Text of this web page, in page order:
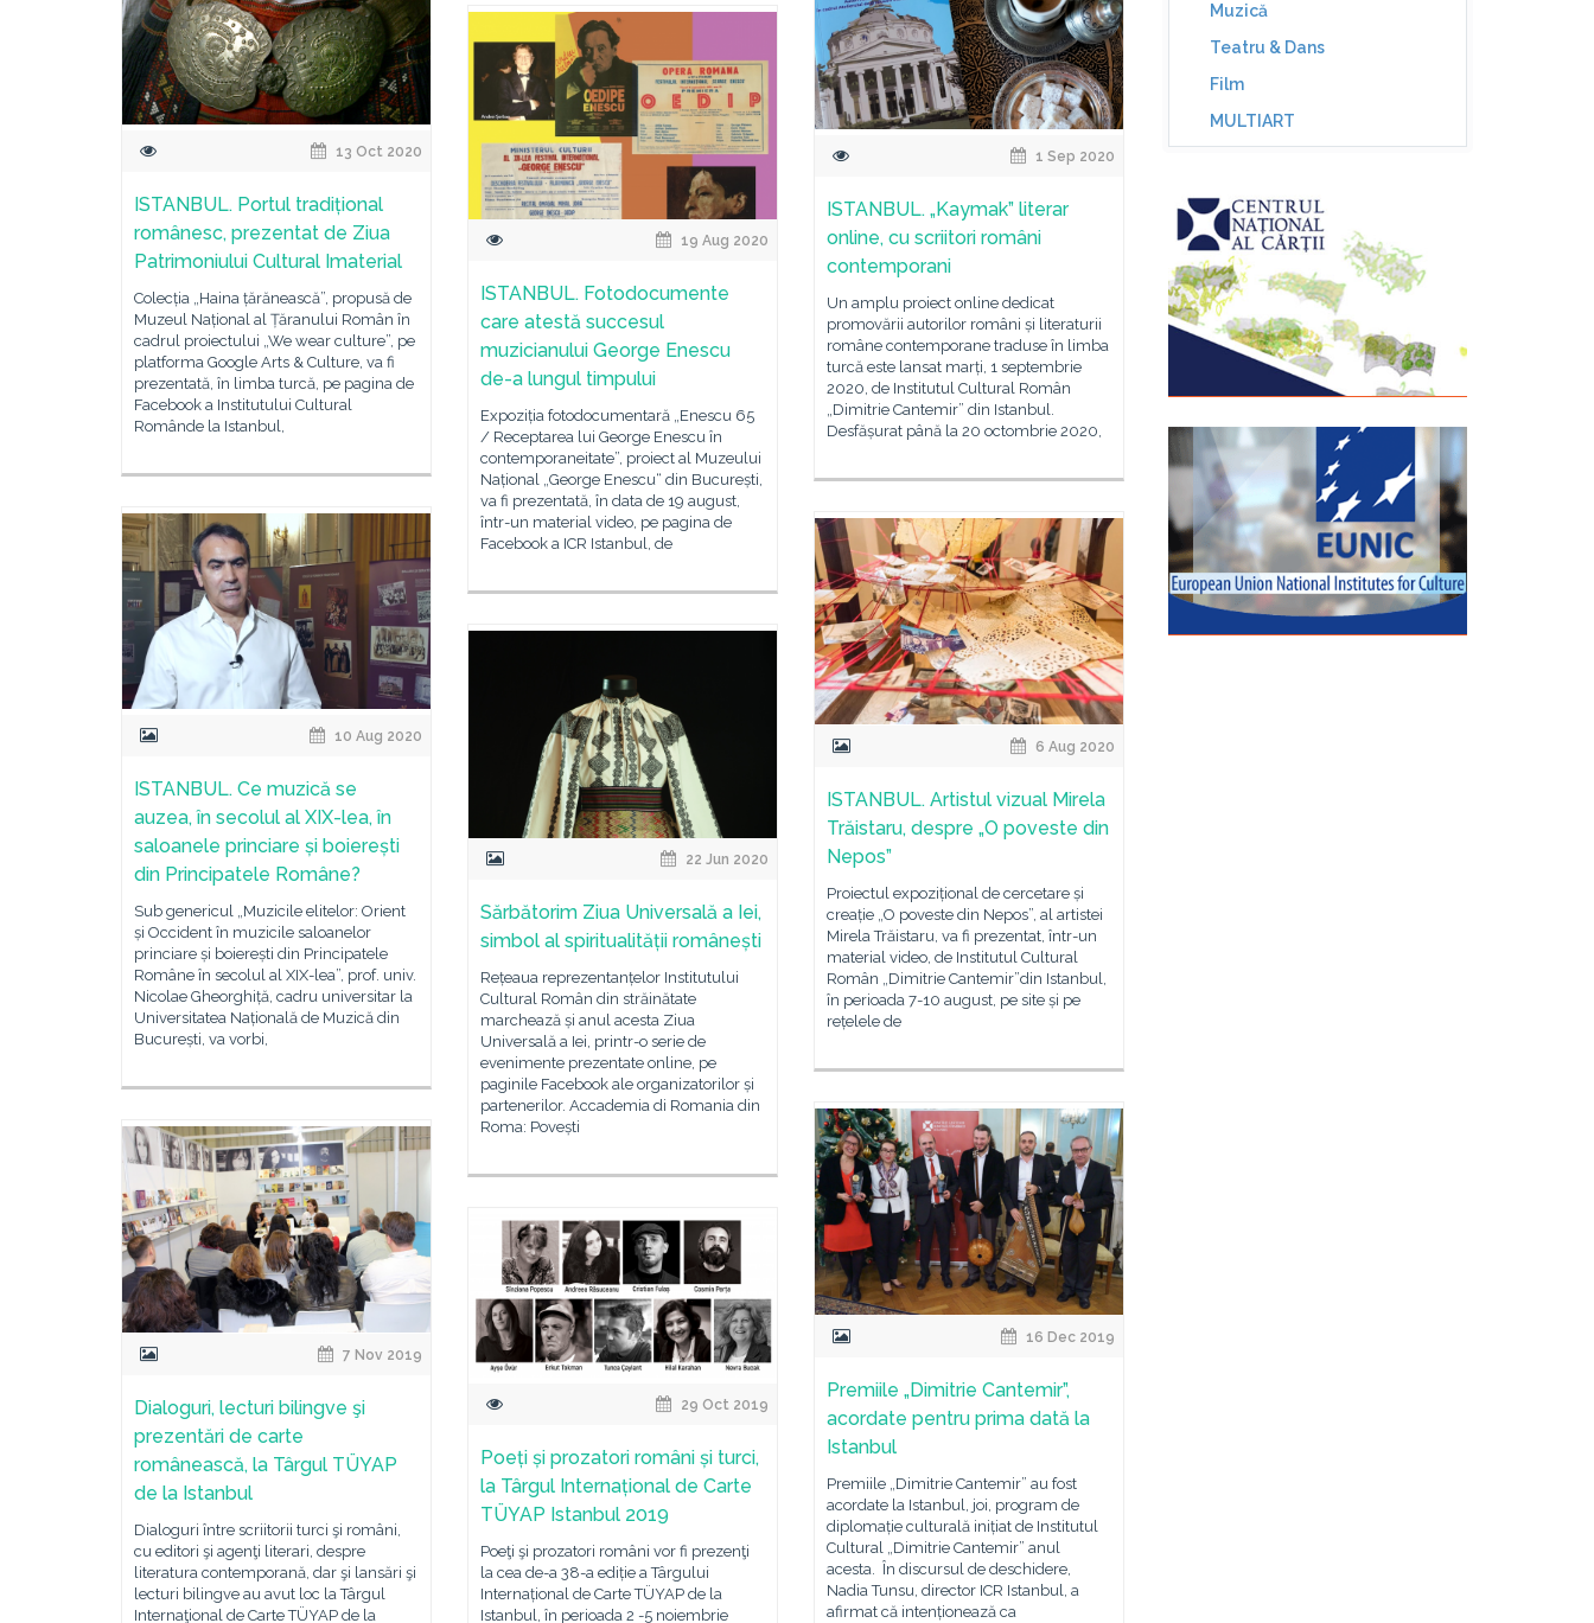
13 Oct 2020
ISTANBUL. Portul tradițional
românesc, prezentat de Ziua
Patrimoniului Cultural Imaterial
Colecția „Haina țărănească”, propusă de
Muzeul Național al Țăranului Român în
cadrul proiectului „We wear culture”, pe
platforma Google Arts & Culture, va fi
prezentată, în limba turcă, pe pagina de
Facebook a Institutului Cultural
Românde la Istanbul,
1 Sep 2020
ISTANBUL. „Kaymak” literar
online, cu scriitori români
contemporani
Un amplu proiect online dedicat
promovării autorilor români și literaturii
române contemporane traduse în limba
turcă este lansat marți, 1 septembrie
2020, de Institutul Cultural Român
„Dimitrie Cantemir” din Istanbul.
Desfășurat până la 20 octombrie 2020,
19 Aug 2020
ISTANBUL. Fotodocumente
care atestă succesul
muzicianului George Enescu
de-a lungul timpului
Expoziția fotodocumentară „Enescu 65
/ Receptarea lui George Enescu în
contemporaneitate”, proiect al Muzeului
Național „George Enescu“ din București,
va fi prezentată, în data de 19 august,
într-un material video, pe pagina de
Facebook a ICR Istanbul, de
10 Aug 2020
ISTANBUL. Ce muzică se
auzea, în secolul al XIX-lea, în
saloanele princiare și boierești
din Principatele Române?
Sub genericul „Muzicile elitelor: Orient
și Occident în muzicile saloanelor
princiare și boierești din Principatele
Române în secolul al XIX-lea”, prof. univ.
Nicolae Gheorghiță, cadru universitar la
Universitatea Națională de Muzică din
București, va vorbi,
6 Aug 2020
ISTANBUL. Artistul vizual Mirela
Trăistaru, despre „O poveste din
Nepos”
Proiectul expozițional de cercetare și
creație „O poveste din Nepos”, al artistei
Mirela Trăistaru, va fi prezentat, într-un
material video, de Institutul Cultural
Român „Dimitrie Cantemir”din Istanbul,
în perioada 7-10 august, pe site și pe
rețelele de
22 Jun 2020
Sărbătorim Ziua Universală a Iei,
simbol al spiritualității românești
Rețeaua reprezentanțelor Institutului
Cultural Român din străinătate
marchează și anul acesta Ziua
Universală a Iei, printr-o serie de
evenimente prezentate online, pe
paginile Facebook ale organizatorilor și
partenerilor. Accademia di Romania din
Roma: Povești
16 Dec 2019
Premiile „Dimitrie Cantemir”,
acordate pentru prima dată la
Istanbul
Premiile „Dimitrie Cantemir” au fost
acordate la Istanbul, joi, program de
diplomație culturală inițiat de Institutul
Cultural „Dimitrie Cantemir” anul
acesta. În discursul de deschidere,
Nadia Tunsu, director ICR Istanbul, a
afirmat că intenționează ca
7 Nov 2019
Dialoguri, lecturi bilingve şi
prezentări de carte
românească, la Târgul TÜYAP
de la Istanbul
Dialoguri între scriitorii turci şi români,
cu editori şi agenţi literari, despre
literatura contemporană, dar şi lansări şi
lecturi bilingve au avut loc la Târgul
Internaţional de Carte TÜYAP de la
29 Oct 2019
Poeți și prozatori români și turci,
la Târgul Internațional de Carte
TÜYAP Istanbul 2019
Poeţi şi prozatori români vor fi prezenţi
la cea de-a 38-a ediție a Târgului
Internațional de Carte TÜYAP de la
Istanbul, în perioada 2 -5 noiembrie
Muzică
Teatru & Dans
Film
MULTIART